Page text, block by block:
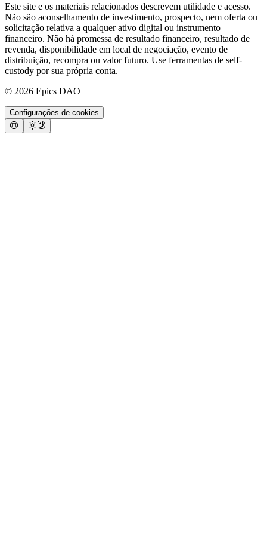
Este site e os materiais relacionados descrevem utilidade e acesso.
Não são aconselhamento de investimento, prospecto, nem oferta ou
solicitação relativa a qualquer ativo digital ou instrumento
financeiro. Não há promessa de resultado financeiro, resultado de
revenda, disponibilidade em local de negociação, evento de
distribuição, recompra ou valor futuro. Use ferramentas de self-
custody por sua própria conta.
© 2026 Epics DAO
Configurações de cookies